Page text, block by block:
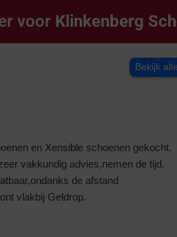
voor Klinkenberg
Bekijk
en Xensible schoenen gekocht.
vakkundig advies,nemen de tijd.
de afstand
vlakbij Geldrop.